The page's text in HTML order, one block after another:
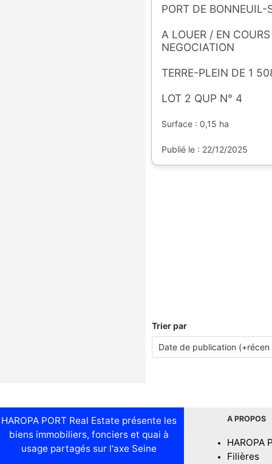
PORT DE BONNEUIL-
A LOUER / EN
NEGOCIATION
TERRE-PLEIN DE 1
LOT 2 QUP N° 4
Surface : 0,15 ha
Publié le : 22/12/2025
Trier par
HAROPA PORT Real Estate présente les
biens immobiliers, fonciers et quai à
usage partagés sur l'axe Seine
A PROPOS
HAROPA
Filières